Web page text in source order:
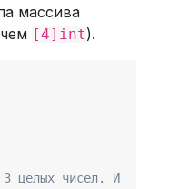
массива
[4]int).
целых чисел. И